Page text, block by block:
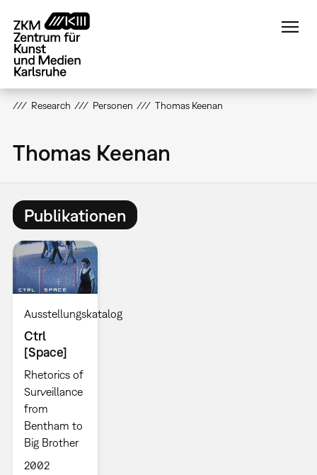
zum
Inhalt
Research Personen Thomas Keenan
Thomas Keenan
Publikationen
Ausstellungskatalog
Ctrl
[Space]
Rhetorics of
Surveillance
from
Bentham to
Big Brother
2002